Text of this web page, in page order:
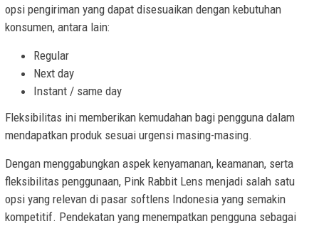
opsi pengiriman yang dapat disesuaikan dengan kebutuhan
konsumen, antara lain:
Regular
Next day
Instant / same day
Fleksibilitas ini memberikan kemudahan bagi pengguna dalam
mendapatkan produk sesuai urgensi masing-masing.
Dengan menggabungkan aspek kenyamanan, keamanan, serta
fleksibilitas penggunaan, Pink Rabbit Lens menjadi salah satu
opsi yang relevan di pasar softlens Indonesia yang semakin
kompetitif. Pendekatan yang menempatkan pengguna sebagai